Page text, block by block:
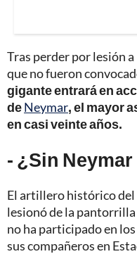
Tras perder por lesión
que no fueron
gigante entrará en
deNeymar, el mayor
en casi veinte años.
- ¿Sin
El artillero histórico del
lesionó de la pantorrilla
no ha participado en
sus compañeros en